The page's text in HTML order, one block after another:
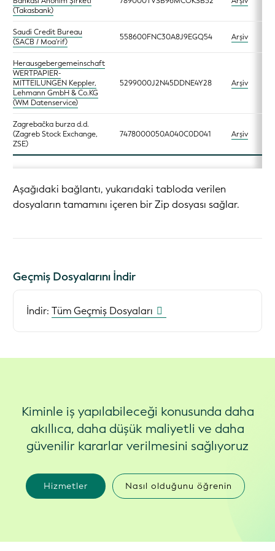
(Takasbank)
Saudi Credit Bureau
(SACB / Moa'rif)
558600FNC30A8J9EGQ54 Arşiv
Herausgebergemeinschaft
WERTPAPIER-
MITTEILUNGEN Keppler,
Lehmann GmbH & Co.KG
(WM Datenservice)
5299000J2N45DDNE4Y28 Arşiv
Zagrebačka burza d.d.
(Zagreb Stock Exchange,
ZSE)
7478000050A040C0D041 Arşiv
Aşağıdaki bağlantı, yukarıdaki tabloda verilen
dosyaların tamamını içeren bir Zip dosyası sağlar.
Geçmiş Dosyalarını İndir
İndir: Tüm Geçmiş Dosyaları
Kiminle iş yapılabileceği konusunda daha
akıllıca, daha düşük maliyetli ve daha
güvenilir kararlar verilmesini sağlıyoruz
Hizmetler Nasıl olduğunu öğrenin